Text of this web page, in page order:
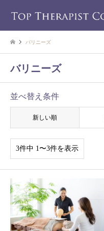
バリニーズ
バリニーズ
並べ替え条件
新しい順
3件中 1〜3件を表示